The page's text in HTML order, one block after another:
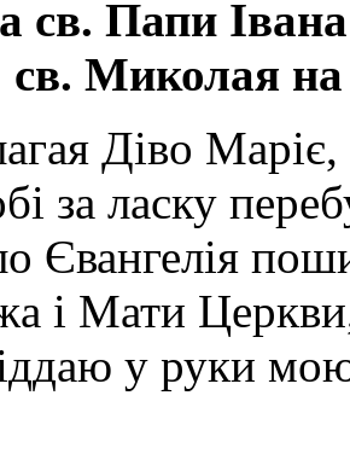
св. Папи
св. Миколая на
Діво
за ласку
Євангелія
і Мати
у руки